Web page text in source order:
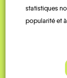
statistiques
popularité et